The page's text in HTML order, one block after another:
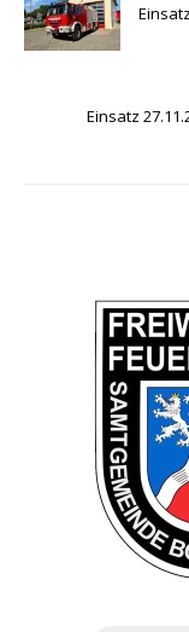
Einsatz